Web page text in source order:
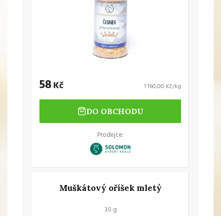
58Kč 1 160,00 Kč/kg
DO OBCHODU
Prodejce:
Muškátový oříšek mletý
30 g